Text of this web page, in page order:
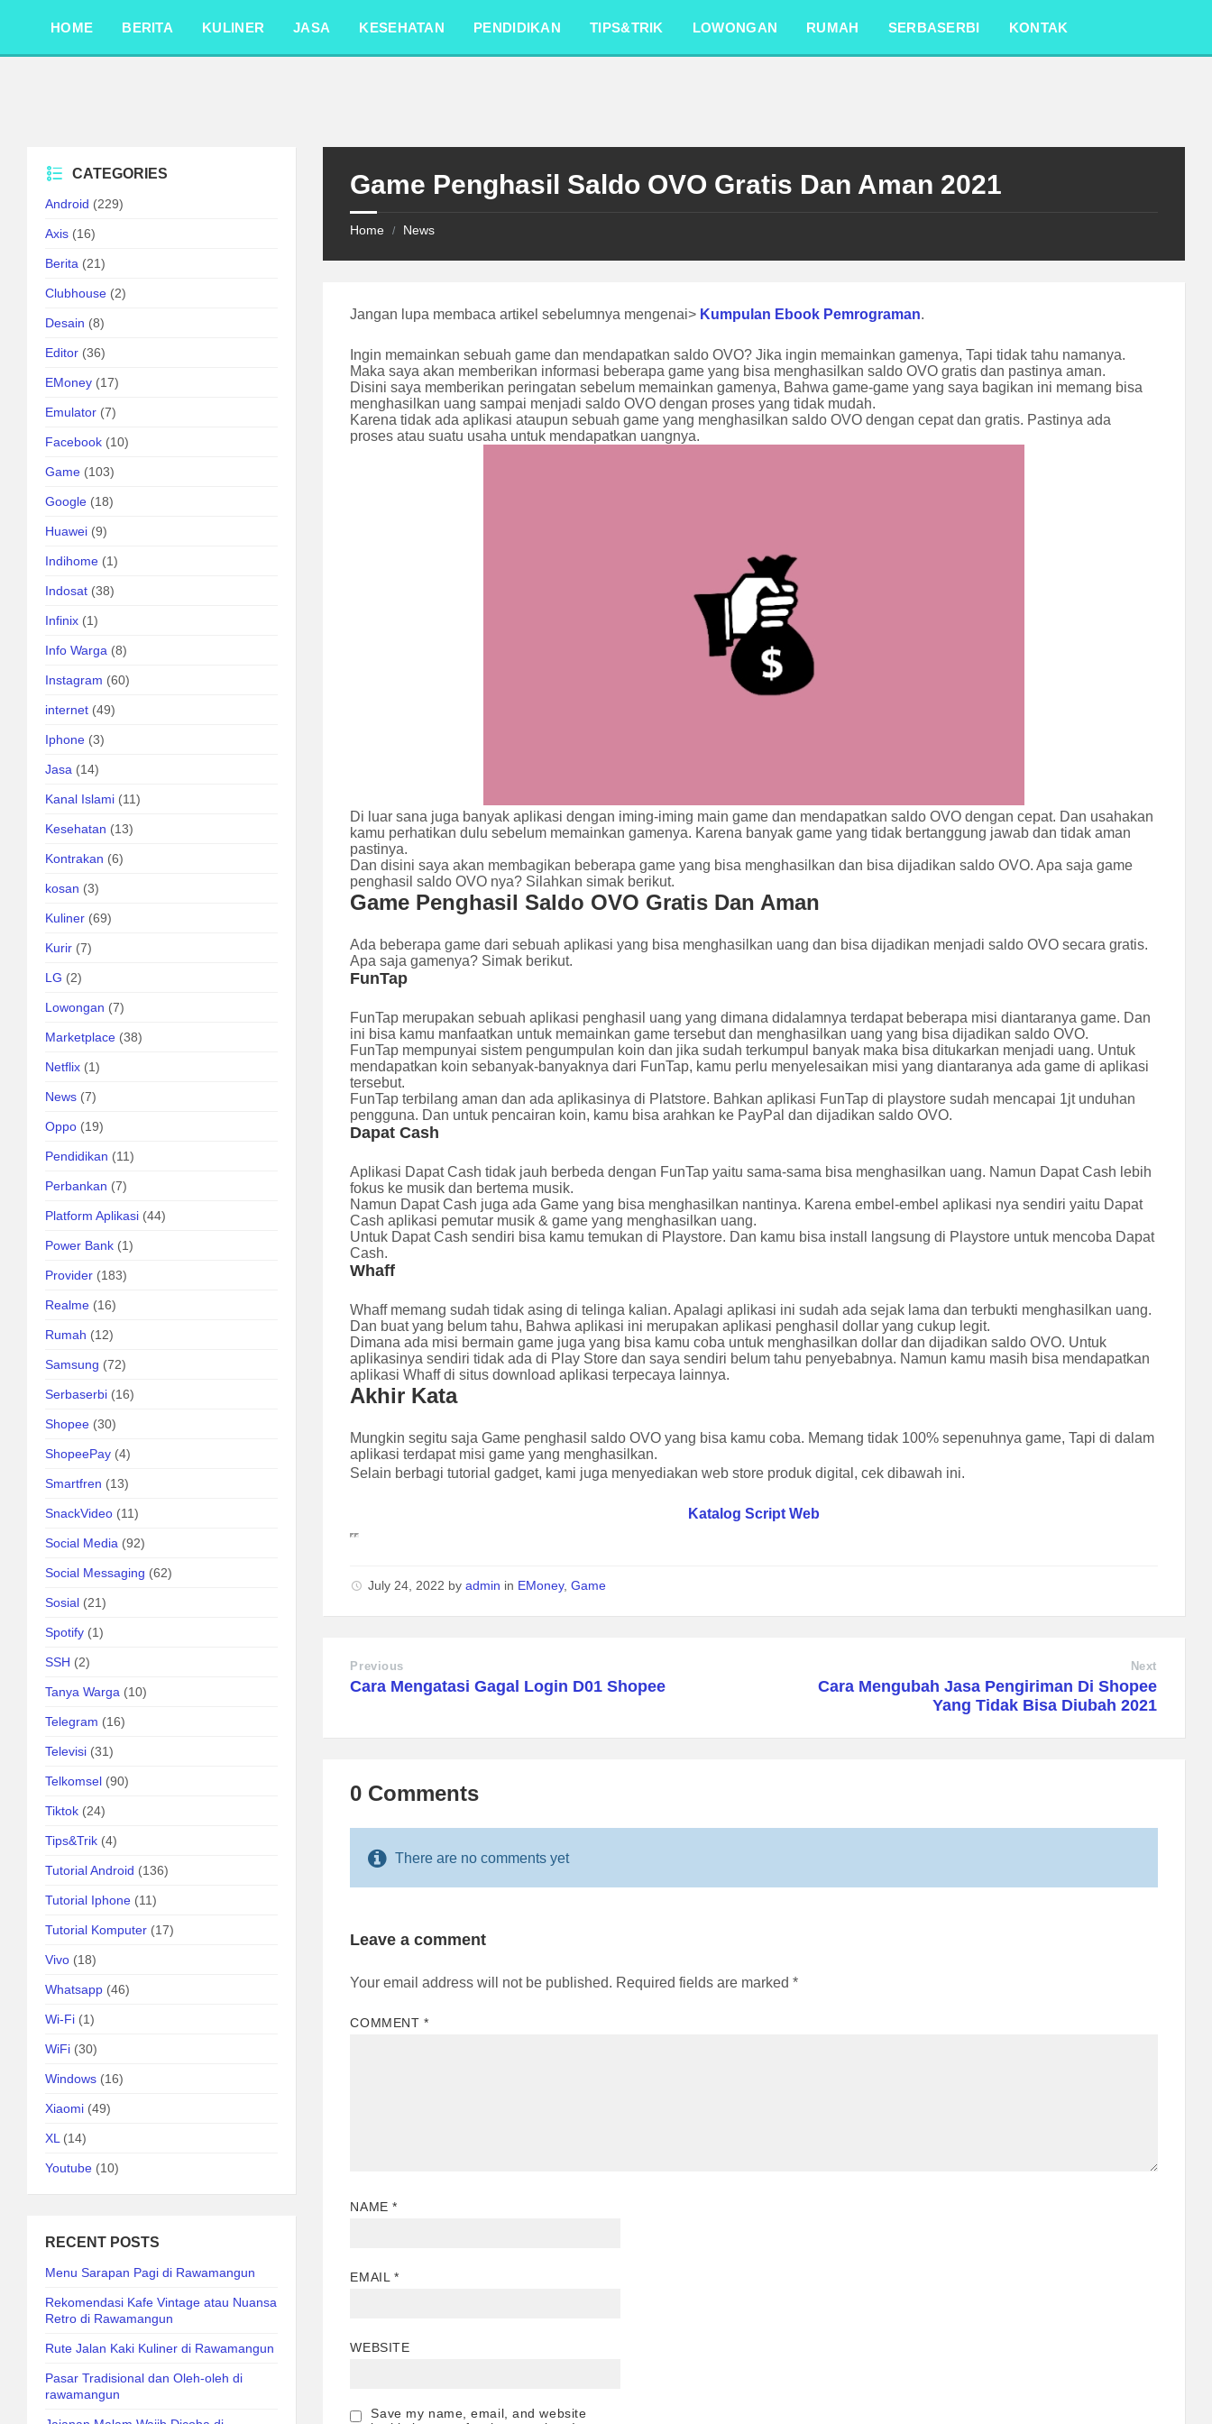
sidebar
HOME BERITA KULINER JASA KESEHATAN PENDIDIKAN TIPS&TRIK LOWONGAN RUMAH SERBASERBI KONTAK
Game Penghasil Saldo OVO Gratis Dan Aman 2021
Home / News
Jangan lupa membaca artikel sebelumnya mengenai> Kumpulan Ebook Pemrograman.
Ingin memainkan sebuah game dan mendapatkan saldo OVO? Jika ingin memainkan gamenya, Tapi tidak tahu namanya.
Maka saya akan memberikan informasi beberapa game yang bisa menghasilkan saldo OVO gratis dan pastinya aman.
Disini saya memberikan peringatan sebelum memainkan gamenya, Bahwa game-game yang saya bagikan ini memang bisa
menghasilkan uang sampai menjadi saldo OVO dengan proses yang tidak mudah.
Karena tidak ada aplikasi ataupun sebuah game yang menghasilkan saldo OVO dengan cepat dan gratis. Pastinya ada
proses atau suatu usaha untuk mendapatkan uangnya.
Di luar sana juga banyak aplikasi dengan iming-iming main game dan mendapatkan saldo OVO dengan cepat. Dan usahakan
kamu perhatikan dulu sebelum memainkan gamenya. Karena banyak game yang tidak bertanggung jawab dan tidak aman
pastinya.
Dan disini saya akan membagikan beberapa game yang bisa menghasilkan dan bisa dijadikan saldo OVO. Apa sajagame
penghasil saldo OVO nya? Silahkan simak berikut.
Game Penghasil Saldo OVO Gratis Dan Aman
Ada beberapa game dari sebuah aplikasi yang bisa menghasilkan uang dan bisa dijadikan menjadi saldo OVO secara gratis.
Apa saja gamenya? Simak berikut.
FunTap
FunTap merupakan sebuah aplikasi penghasil uang yang dimana didalamnya terdapat beberapa misi diantaranya game. Dan
ini bisa kamu manfaatkan untuk memainkan game tersebut dan menghasilkan uang yang bisa dijadikan saldo OVO.
FunTap mempunyai sistem pengumpulan koin dan jika sudah terkumpul banyak maka bisa ditukarkan menjadi uang. Untuk
mendapatkan koin sebanyak-banyaknya dari FunTap, kamu perlu menyelesaikan misi yang diantaranya ada game di aplikasi
tersebut.
FunTap terbilang aman dan ada aplikasinya di Platstore. Bahkan aplikasi FunTap di playstore sudah mencapai 1jt unduhan
pengguna. Dan untuk pencairan koin, kamu bisa arahkan ke PayPal dan dijadikan saldo OVO.
Dapat Cash
Aplikasi Dapat Cash tidak jauh berbeda dengan FunTap yaitu sama-sama bisa menghasilkan uang. Namun Dapat Cash lebih
fokus ke musik dan bertema musik.
Namun Dapat Cash juga ada Game yang bisa menghasilkan nantinya. Karena embel-embel aplikasi nya sendiri yaitu Dapat
Cash aplikasi pemutar musik & game yang menghasilkan uang.
Untuk Dapat Cash sendiri bisa kamu temukan di Playstore. Dan kamu bisa install langsung di Playstore untuk mencoba Dapat
Cash.
Whaff
Whaff memang sudah tidak asing di telinga kalian. Apalagi aplikasi ini sudah ada sejak lama dan terbukti menghasilkan uang.
Dan buat yang belum tahu, Bahwa aplikasi ini merupakan aplikasi penghasil dollar yang cukup legit.
Dimana ada misi bermain game juga yang bisa kamu coba untuk menghasilkan dollar dan dijadikan saldo OVO. Untuk
aplikasinya sendiri tidak ada di Play Store dan saya sendiri belum tahu penyebabnya. Namun kamu masih bisa mendapatkan
aplikasi Whaff di situs download aplikasi terpecaya lainnya.
Akhir Kata
Mungkin segitu saja Game penghasil saldo OVO yang bisa kamu coba. Memang tidak 100% sepenuhnya game, Tapi di dalam
aplikasi terdapat misi game yang menghasilkan.
Selain berbagi tutorial gadget, kami juga menyediakan web store produk digital, cek dibawah ini.
Katalog Script Web
July 24, 2022 byadmin in EMoney,Game
Previous
Cara Mengatasi Gagal Login D01 Shopee
Next
Cara Mengubah Jasa Pengiriman Di Shopee
Yang Tidak Bisa Diubah 2021
0 Comments
There are no comments yet
Leave a comment
Your email address will not be published. Required fields are marked*
COMMENT *
NAME*
EMAIL *
WEBSITE
Save my name, email, and website
CATEGORIES
Android (229)
Axis (16)
Berita (21)
Clubhouse (2)
Desain (8)
Editor (36)
EMoney (17)
Emulator (7)
Facebook (10)
Game (103)
Google (18)
Huawei (9)
Indihome (1)
Indosat (38)
Infinix (1)
Info Warga (8)
Instagram (60)
internet (49)
Iphone (3)
Jasa (14)
Kanal Islami (11)
Kesehatan (13)
Kontrakan (6)
kosan (3)
Kuliner (69)
Kurir (7)
LG (2)
Lowongan (7)
Marketplace (38)
Netflix (1)
News (7)
Oppo (19)
Pendidikan (11)
Perbankan (7)
Platform Aplikasi (44)
Power Bank (1)
Provider (183)
Realme (16)
Rumah (12)
Samsung (72)
Serbaserbi (16)
Shopee (30)
ShopeePay (4)
Smartfren (13)
SnackVideo (11)
Social Media (92)
Social Messaging (62)
Sosial (21)
Spotify (1)
SSH (2)
Tanya Warga (10)
Telegram (16)
Televisi (31)
Telkomsel (90)
Tiktok (24)
Tips&Trik (4)
Tutorial Android (136)
Tutorial Iphone (11)
Tutorial Komputer (17)
Vivo (18)
Whatsapp (46)
Wi-Fi (1)
WiFi (30)
Windows (16)
Xiaomi (49)
XL (14)
Youtube (10)
RECENT POSTS
Menu Sarapan Pagi di Rawamangun
Rekomendasi Kafe Vintage atau Nuansa
Retro di Rawamangun
Rute Jalan Kaki Kuliner di Rawamangun
Pasar Tradisional dan Oleh-oleh di
rawamangun